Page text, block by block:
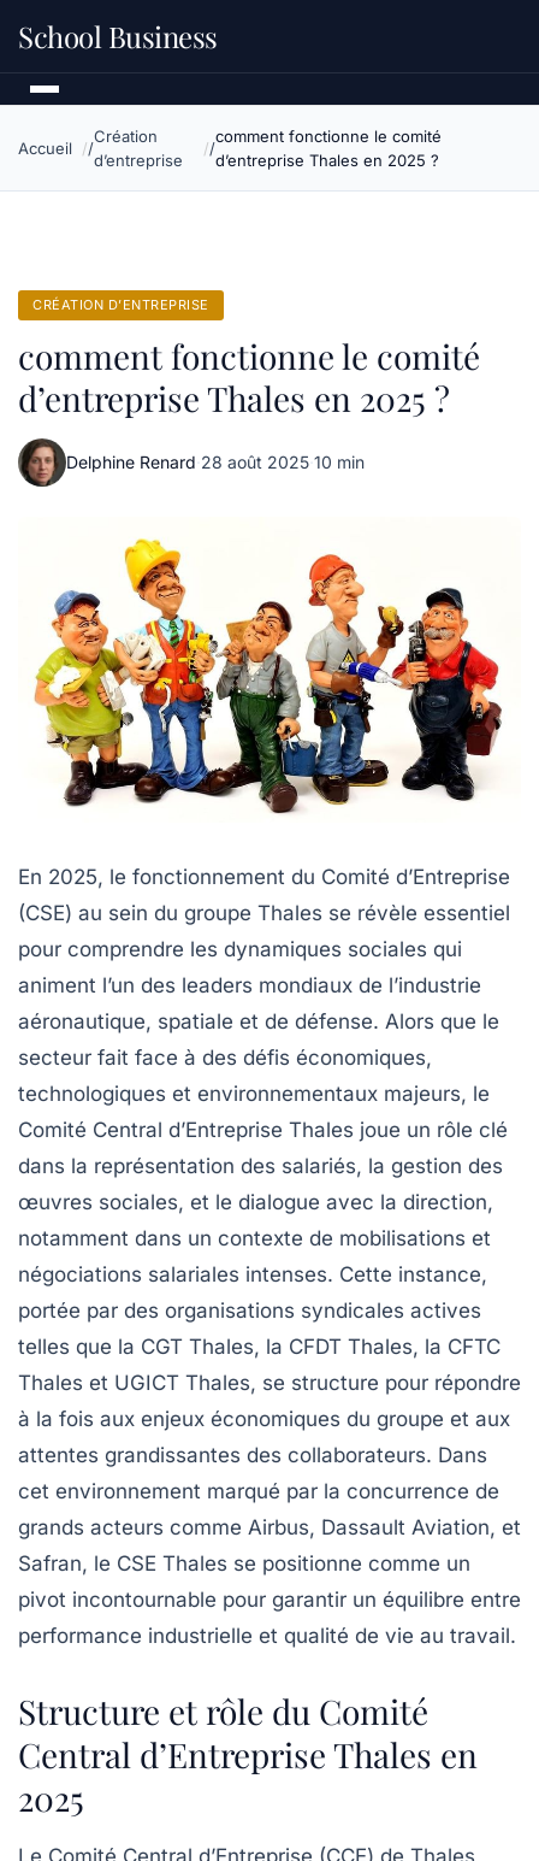
School Business
Accueil
Création
d’entreprise
comment fonctionne le comité
d’entreprise Thales en 2025 ?
CRÉATION D’ENTREPRISE
comment fonctionne le comité
d’entreprise Thales en 2025 ?
Delphine Renard·28 août 2025·10 min
En 2025, le fonctionnement du Comité d’Entreprise
(CSE) au sein du groupe Thales se révèle essentiel
pour comprendre les dynamiques sociales qui
animent l’un des leaders mondiaux de l’industrie
aéronautique, spatiale et de défense. Alors que le
secteur fait face à des défis économiques,
technologiques et environnementaux majeurs, le
Comité Central d’Entreprise Thales joue un rôle clé
dans la représentation des salariés, la gestion des
œuvres sociales, et le dialogue avec la direction,
notamment dans un contexte de mobilisations et
négociations salariales intenses. Cette instance,
portée par des organisations syndicales actives
telles que la CGT Thales, la CFDT Thales, la CFTC
Thales et UGICT Thales, se structure pour répondre
à la fois aux enjeux économiques du groupe et aux
attentes grandissantes des collaborateurs. Dans
cet environnement marqué par la concurrence de
grands acteurs comme Airbus, Dassault Aviation, et
Safran, le CSE Thales se positionne comme un
pivot incontournable pour garantir un équilibre entre
performance industrielle et qualité de vie au travail.
Structure et rôle du Comité
Central d’Entreprise Thales en
2025